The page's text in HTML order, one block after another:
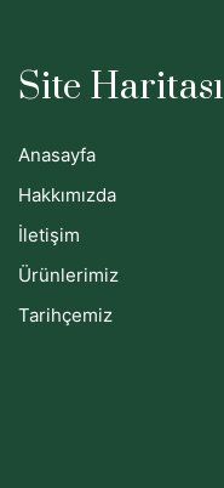
Site Haritası
Anasayfa
Hakkımızda
İletişim
Ürünlerimiz
Tarihçemiz